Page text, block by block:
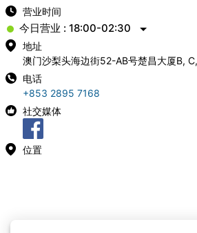
营业时间
今日营业 : 18:00-02:30
地址
澳门沙梨头海边街52-AB号楚昌大厦B,
电话
+853 2895 7168
社交媒体
位置